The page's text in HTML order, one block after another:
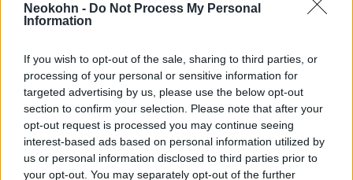
Neokohn - Do Not Process My Personal
Information
If you wish to opt-out of the sale, sharing to third parties, or
processing of your personal or sensitive information for
targeted advertising by us, please use the below opt-out
section to confirm your selection. Please note that after your
opt-out request is processed you may continue seeing
interest-based ads based on personal information utilized by
us or personal information disclosed to third parties prior to
your opt-out. You may separately opt-out of the further
Pence alelnökként, kongresszusi
képviselőként és kormányzóként szerzett
tapasztalatát fitogtatta, és azt mondta:
„Úgy gondolom, hogy kétségtelenül én